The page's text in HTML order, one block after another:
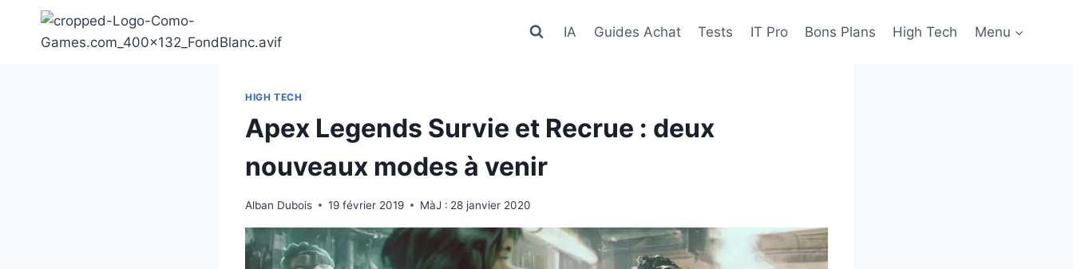
contenu
IA Guides Achat Tests IT Pro Bons Plans High Tech Menu
HIGH TECH
Apex Legends Survie et Recrue : deux
nouveaux modes à venir
Alban Dubois 19 février 2019 MàJ : 28 janvier 2020